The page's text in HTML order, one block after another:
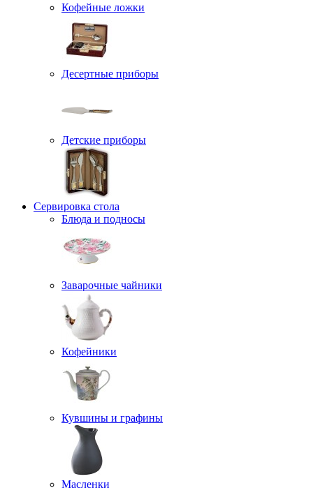
Кофейные ложки
Десертные приборы
Детские приборы
Сервировка стола
Блюда и подносы
Заварочные чайники
Кофейники
Кувшины и графины
Масленки